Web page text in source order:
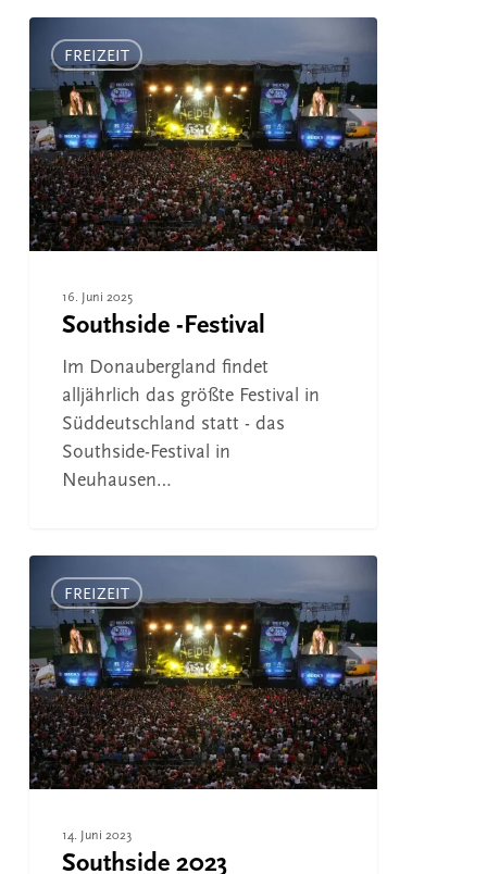
Festival
FREIZEIT
16. Juni 2025
Southside -Festival
Im Donaubergland findet
alljährlich das größte Festival in
Süddeutschland statt - das
Southside-Festival in
Neuhausen…
2023FREIZEIT
14. Juni 2023
Southside 2023